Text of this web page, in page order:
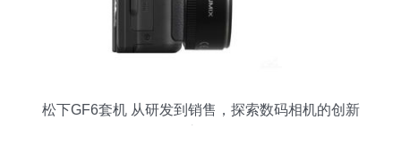
松下GF6套机 从研发到销售，探索数码相机的创新